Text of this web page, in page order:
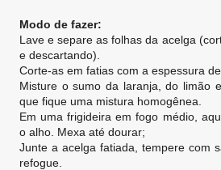
Modo de fazer:
Lave e separe as folhas da acelga
e descartando).
Corte-as em fatias com a espessura
Misture o sumo da laranja, do limão
que fique uma mistura homogênea.
Em uma frigideira em fogo médio,
o alho. Mexa até dourar;
Junte a acelga fatiada, tempere com
refogue.